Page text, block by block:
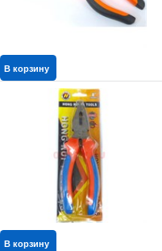
В корзину
В корзину